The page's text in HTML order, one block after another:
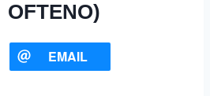
OFTENO)
EMAIL